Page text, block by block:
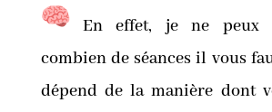
En effet, je ne peux
combien de séances il vous
dépend de la manière dont